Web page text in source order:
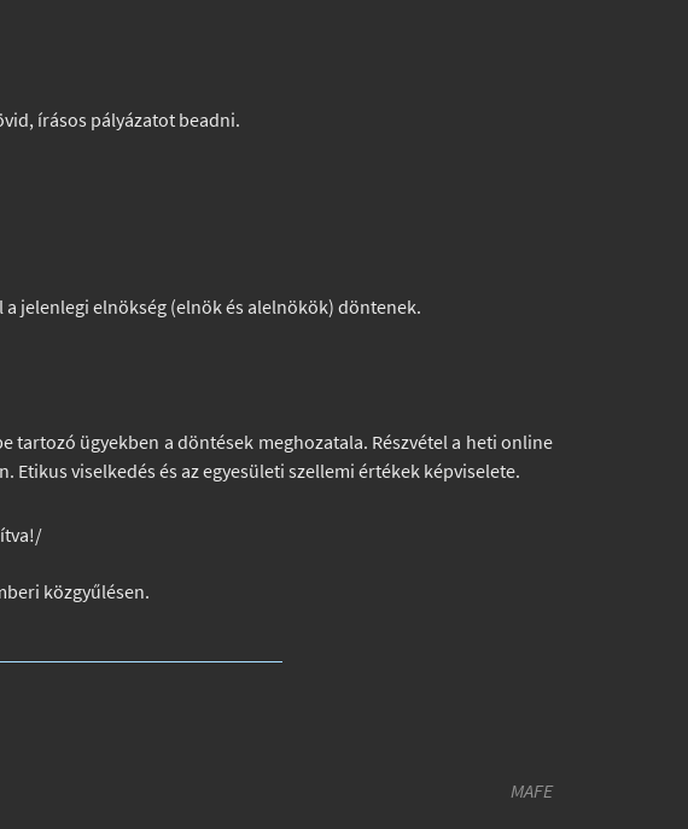
írásos pályázatot beadni.
jelenlegi elnökség (elnök és alelnökök) döntenek.
tartozó ügyekben a döntések meghozatala. Részvétel a heti online
viselkedés és az egyesületi szellemi értékek képviselete.
közgyűlésen.
MAFE